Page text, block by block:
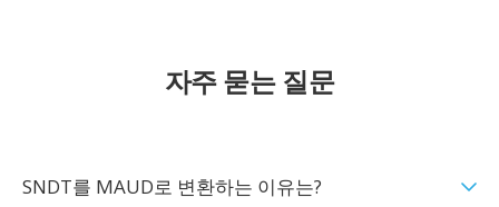
자주 묻는 질문
SNDT를 MAUD로 변환하는 이유는?